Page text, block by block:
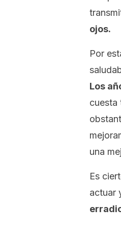
ojos.
Por
Los
cuesta
una
Es
actuar